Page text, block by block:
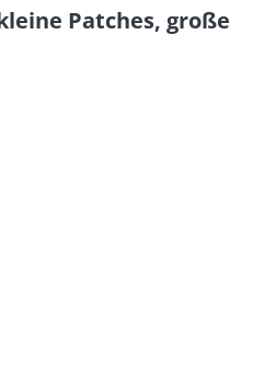
Patches, große